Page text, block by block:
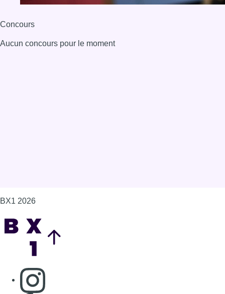
Concours
Aucun concours pour le moment
BX1 2026
Consulter page Instagram